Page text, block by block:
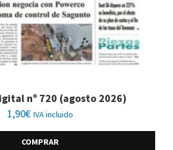
nº 720 (agosto 2026)
1,90€ IVA incluido
COMPRAR